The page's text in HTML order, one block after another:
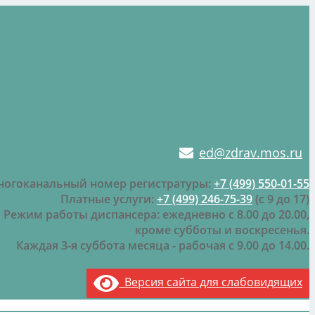
ed@zdrav.mos.ru
номер регистратуры: +7 (499) 550-01-55
Платные услуги: +7 (499) 246-75-39 (с 9 до 17)
Режим работы диспансера: ежедневно с 8.00 до 20.00,
кроме субботы и воскресенья.
Каждая 3-я суббота месяца - рабочая с 9.00 до 14.00.
Версия сайта для слабовидящих